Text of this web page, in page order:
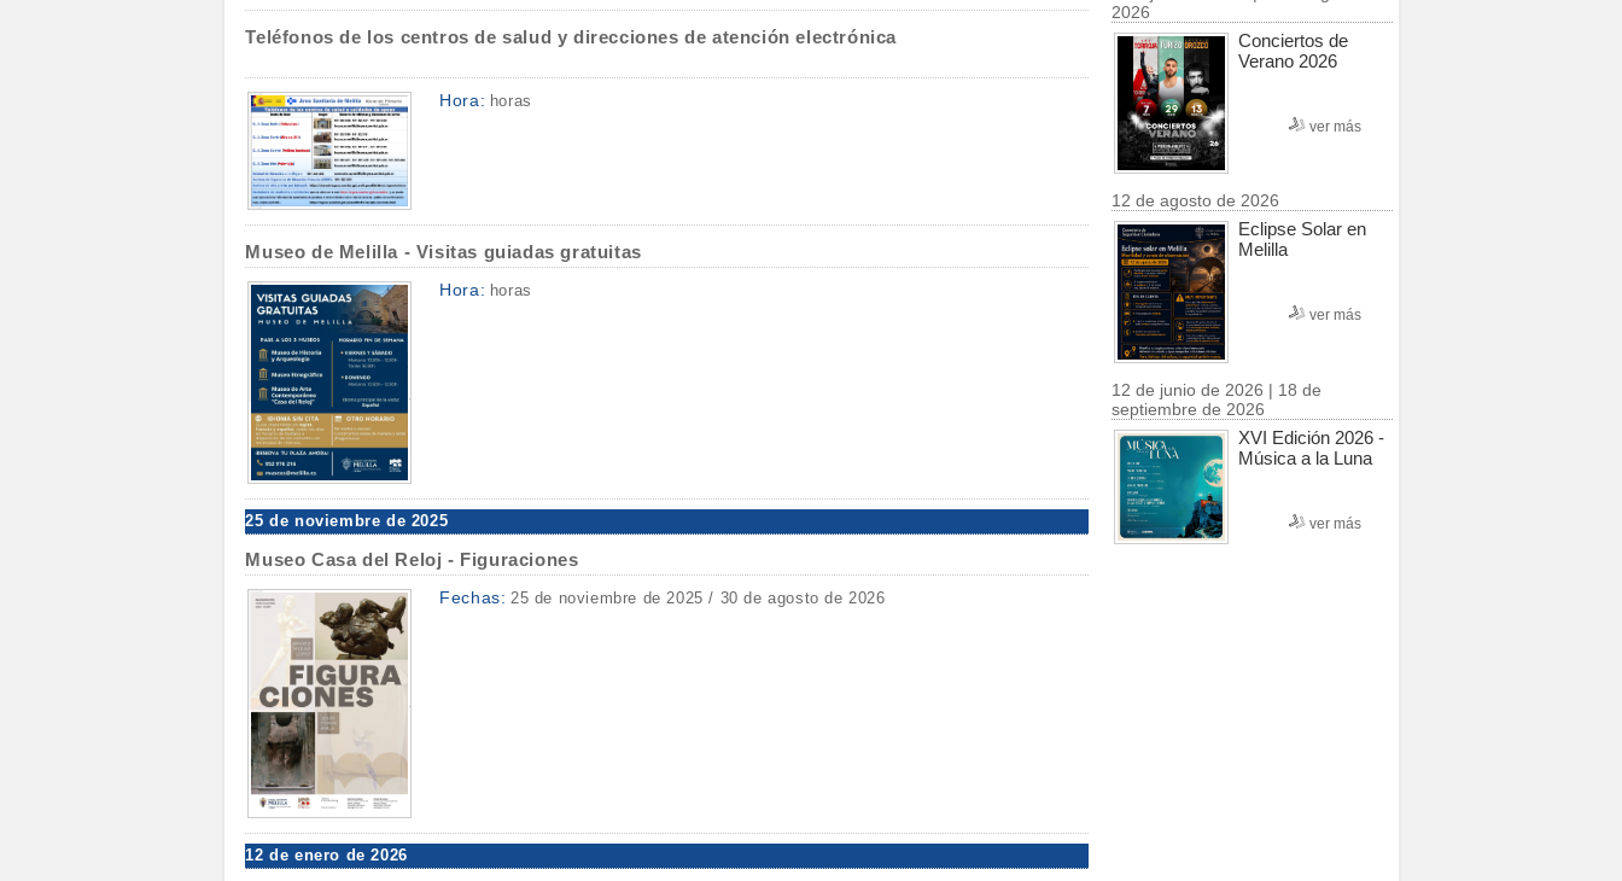
Teléfonos de los centros de salud y direcciones de atención electrónica
Hora: horas
Museo de Melilla - Visitas guiadas gratuitas
Hora: horas
25 de noviembre de 2025
Museo Casa del Reloj - Figuraciones
Fechas: 25 de noviembre de 2025 / 30 de agosto de 2026
12 de enero de 2026
2026
Conciertos de
Verano 2026
ver más
12 de agosto de 2026
Eclipse Solar en
Melilla
ver más
12 de junio de 2026 | 18 de
septiembre de 2026
XVI Edición 2026 -
Música a la Luna
ver más